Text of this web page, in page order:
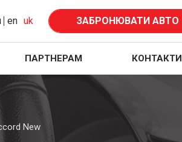
en uk ЗАБРОНЮВАТИ АВТО
ПАРТНЕРАМ КОНТАКТИ
New